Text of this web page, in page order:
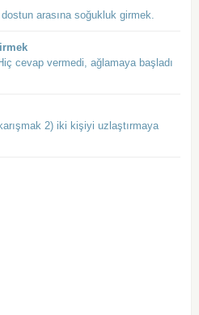
arasına soğukluk girmek.
cevap vermedi, ağlamaya başladı
2) iki kişiyi uzlaştırmaya